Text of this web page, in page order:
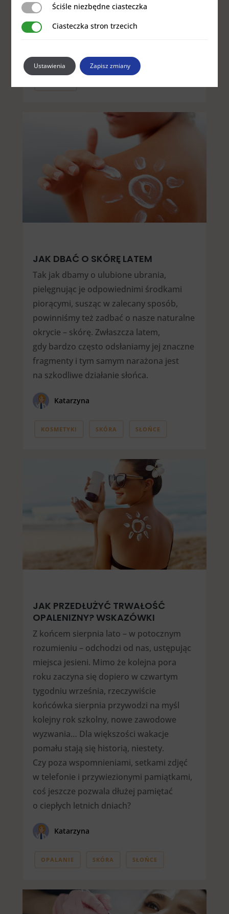
alergii, a nawet poparzeń skóry!
UCZULENIA I ALERGIE
JAK DBAĆ O SKÓRĘ LATEM
Tak jak dbamy o ulubione ubrania,
pielęgnując je odpowiednimi środkami
piorącymi, susząc w zalecany sposób,
powinniśmy też zadbać o nasze naturalne
okrycie – skórę. Zwłaszcza latem,
gdy bardzo często odsłaniamy jej znaczne
fragmenty i tym samym narażona jest
na szkodliwe działanie słońca.
Katarzyna
KOSMETYKI SKÓRA SŁOŃCE
JAK PRZEDŁUŻYĆ TRWAŁOŚĆ
OPALENIZNY? WSKAZÓWKI
Z końcem sierpnia lato – w potocznym
rozumieniu – odchodzi od nas, ustępując
miejsca jesieni. Mimo że kolejna pora
roku zaczyna się dopiero w czwartym
tygodniu września, rzeczywiście
końcówka sierpnia przywodzi na myśl
kolejny rok szkolny, nowe zawodowe
wyzwania… Dla większości wakacje
pomału stają się historią, niestety.
Czy poza wspomnieniami, setkami zdjęć
w telefonie i przywiezionymi pamiątkami,
coś jeszcze pozwala dłużej pamiętać
o ciepłych letnich dniach?
Katarzyna
OPALANIE SKÓRA SŁOŃCE
Ściśle niezbędne ciasteczka
Ściśle niezbędne ciasteczka
Ciasteczka stron trzecich
Ciasteczka stron trzecich
Ustawienia Zapisz zmiany